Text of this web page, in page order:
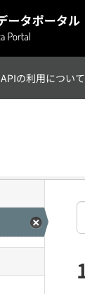
APIの利用について